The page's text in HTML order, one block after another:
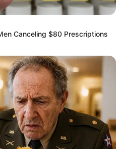
Canceling $80 Prescriptions